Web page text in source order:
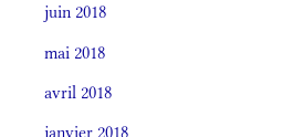
juin 2018
mai 2018
avril 2018
janvier 2018